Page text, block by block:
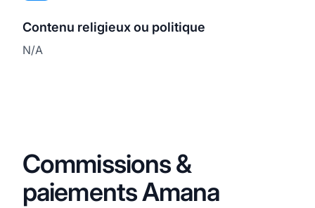
Contenu religieux ou politique
N/A
Commissions &
paiements Amana